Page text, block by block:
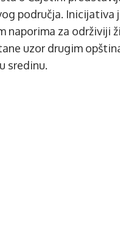
područja.
naporima za održiviji
uzor drugim
sredinu.